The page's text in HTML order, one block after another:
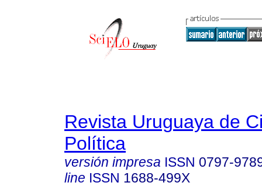
Revista Uruguaya de
Política
versión impresa ISSN 0797-
line ISSN 1688-499X